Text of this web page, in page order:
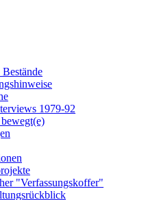
1979-92
"Verfassungskoffer"